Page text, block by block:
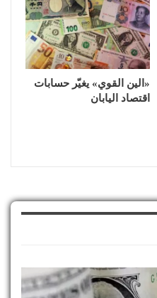
«الين القوي» يغيّر حسابات
اقتصاد اليابان